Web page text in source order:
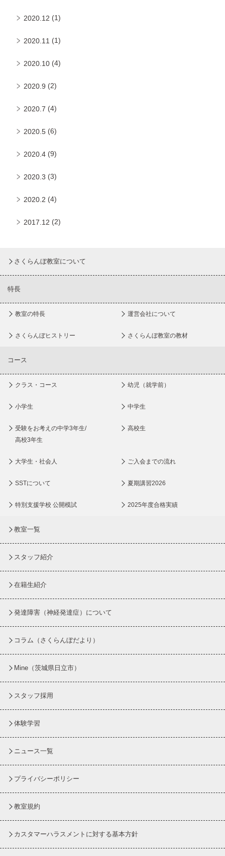
2020.12 (1)
2020.11 (1)
2020.10 (4)
2020.9 (2)
2020.7 (4)
2020.5 (6)
2020.4 (9)
2020.3 (3)
2020.2 (4)
2017.12 (2)
さくらんぼ教室について
特長
教室の特長 運営会社について
さくらんぼヒストリー さくらんぼ教室の教材
コース
クラス・コース 幼児（就学前）
小学生 中学生
受験をお考えの中学3年生/
高校3年生
高校生
大学生・社会人 ご入会までの流れ
SSTについて 夏期講習2026
特別支援学校 公開模試 2025年度合格実績
教室一覧
スタッフ紹介
在籍生紹介
発達障害（神経発達症）について
コラム （さくらんぼだより）
Mine（茨城県日立市）
スタッフ採用
体験学習
ニュース一覧
プライバシーポリシー
教室規約
カスタマーハラスメントに対する基本方針